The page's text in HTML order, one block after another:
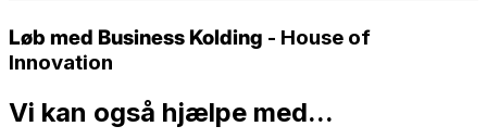
Løb med Business Kolding - House of
Innovation
Vi kan også hjælpe med...